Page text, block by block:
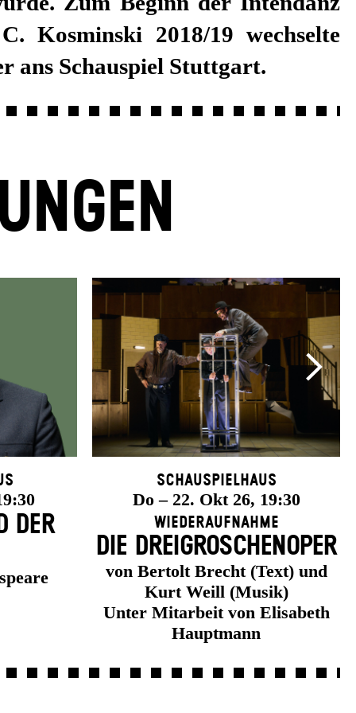
ans Schauspiel Stuttgart.
DER
Schauspielhaus
Do – 22. Okt 26, 19:30
Wiederaufnahme
DIE DREI­GROSCHEN­OPER
von Bertolt Brecht (Text) und
Kurt Weill (Musik)
Unter Mitarbeit von Elisabeth
Hauptmann